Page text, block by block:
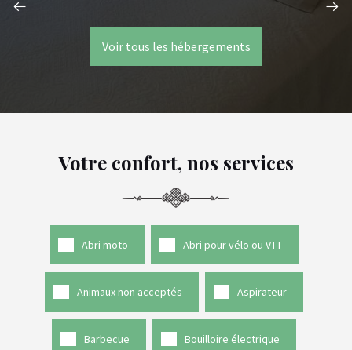
Voir tous les hébergements
Votre confort, nos services
Abri moto Abri pour vélo ou VTT
Animaux non acceptés Aspirateur
Barbecue Bouilloire électrique